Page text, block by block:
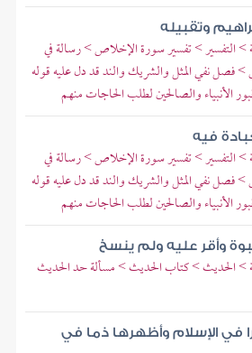
وتقبيله
> التفسير > تفسير سورة الإخلاص > رسالة في
فصل نفي المثل والشريك والند قد دل عليه قوله
الأنبياء والصالحين لطلب الحاجات منهم
فيه
> التفسير > تفسير سورة الإخلاص > رسالة في
فصل نفي المثل والشريك والند قد دل عليه قوله
الأنبياء والصالحين لطلب الحاجات منهم
وأقر عليه ولم ينسخ
> الحديث > كتاب الحديث > مسألة حد الحديث
في الإسلام وأظهرها ذما في